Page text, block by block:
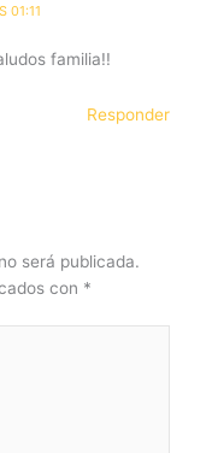
01:11
familia!!
Responder
será publicada.
con *